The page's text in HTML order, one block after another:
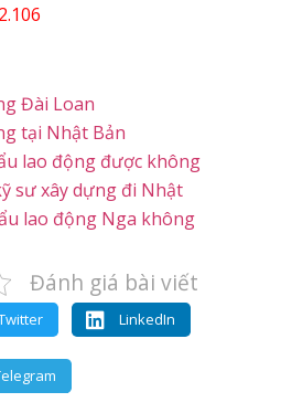
Đài Loan
tại Nhật Bản
lao động được không
sư xây dựng đi Nhật
lao động Nga không
Đánh giá bài viết
LinkedIn